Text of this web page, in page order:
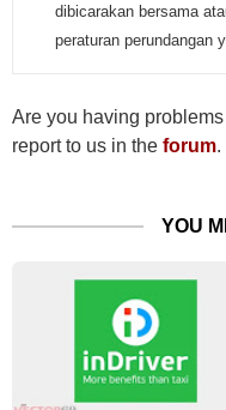
dibicarakan bersama
peraturan perundangan
Are you having
report to us in the forum.
YOU